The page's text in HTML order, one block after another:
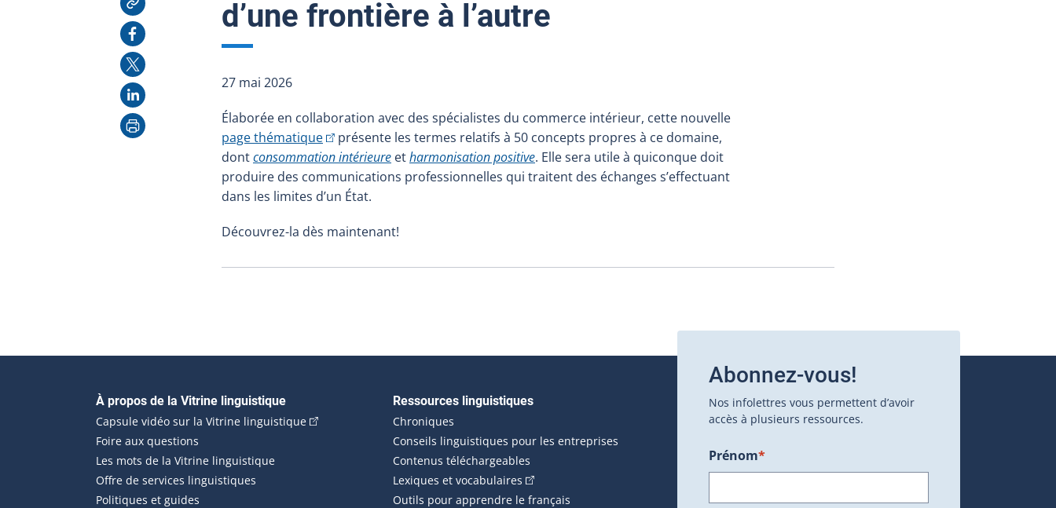
d’une frontière à l’autre
Facebook
X
LinkedIn
Imprimer
27 mai 2026
Élaborée en collaboration avec des spécialistes du commerce intérieur, cette nouvelle
page thématique(Cet hyperlien externe s'ouvrira dans une nouvelle fenêtre.)
présente les termes relatifs à 50 concepts propres à ce domaine,
dontconsommation intérieure etharmonisation positive. Elle sera utile à quiconque doit
produire des communications professionnelles qui traitent des échanges s’effectuant
dans les limites d’un État.
Découvrez-la dès maintenant!
Navigation principale
À propos de la Vitrine linguistique
Capsule vidéo sur la Vitrine linguistique(Cet hyperlien externe s'ouvrira dans une nouvelle fenêtre.)
Foire aux questions
Les mots de la Vitrine linguistique
Offre de services linguistiques
Politiques et guides
Ressources linguistiques
Chroniques
Conseils linguistiques pour les entreprises
Contenus téléchargeables
Lexiques et vocabulaires (Cet hyperlien externe s'ouvrira dans une nouvelle fenêtre.)
Outils pour apprendre le français
Abonnez-vous!
Nos infolettres vous permettent d’avoir
accès à plusieurs ressources.
Prénom*